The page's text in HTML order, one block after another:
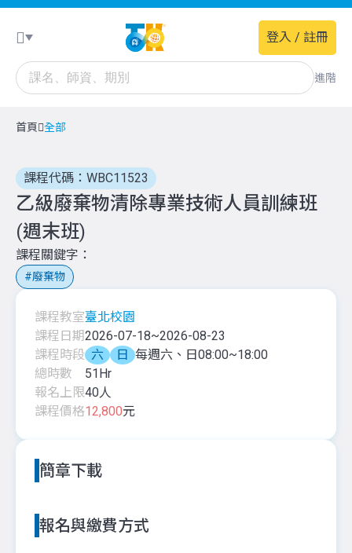
進階
登入 / 註冊
首頁 全部
課程代碼：WBC11523
乙級廢棄物清除專業技術人員訓練班
(週末班)
課程關鍵字
廢棄物
課程教室臺北校園
課程日期2026-07-18~2026-08-23
課程時段 六 日 每週六、日08:00~18:00
總時數
51Hr
報名上限40人
課程價格12,800元
簡章下載
報名與繳費方式